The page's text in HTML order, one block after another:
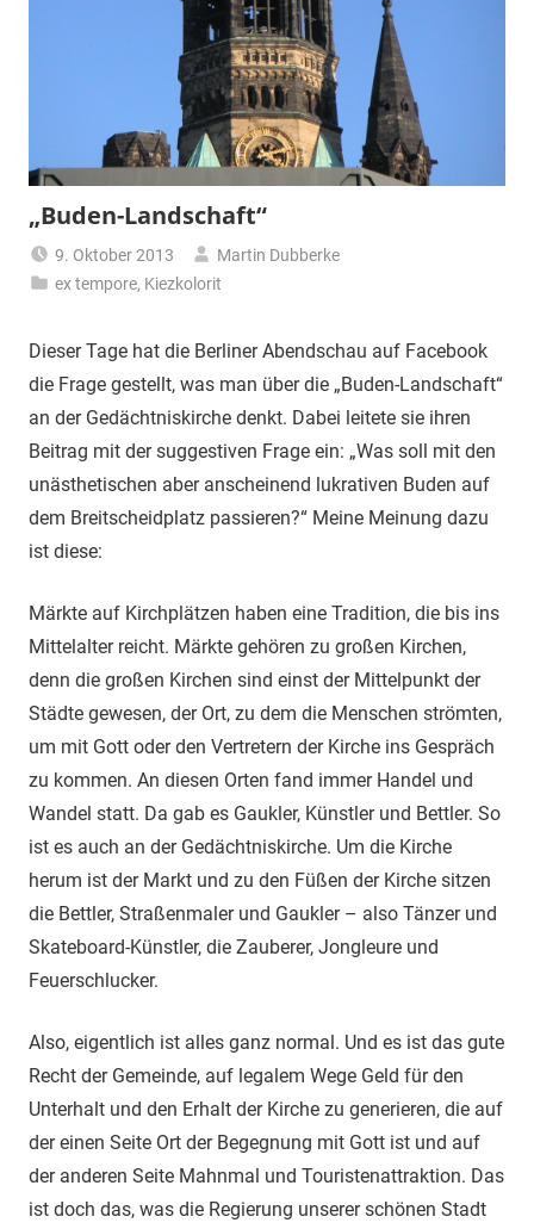
„Buden-Landschaft“
9. Oktober 2013
Martin Dubberke
ex tempore, Kiezkolorit
Dieser Tage hat die Berliner Abendschau auf Facebook
die Frage gestellt, was man über die „Buden-Landschaft“
an der Gedächtniskirche denkt. Dabei leitete sie ihren
Beitrag mit der suggestiven Frage ein: „Was soll mit den
unästhetischen aber anscheinend lukrativen Buden auf
dem Breitscheidplatz passieren?“ Meine Meinung dazu
ist diese:
Märkte auf Kirchplätzen haben eine Tradition, die bis ins
Mittelalter reicht. Märkte gehören zu großen Kirchen,
denn die großen Kirchen sind einst der Mittelpunkt der
Städte gewesen, der Ort, zu dem die Menschen strömten,
um mit Gott oder den Vertretern der Kirche ins Gespräch
zu kommen. An diesen Orten fand immer Handel und
Wandel statt. Da gab es Gaukler, Künstler und Bettler. So
ist es auch an der Gedächtniskirche. Um die Kirche
herum ist der Markt und zu den Füßen der Kirche sitzen
die Bettler, Straßenmaler und Gaukler – also Tänzer und
Skateboard-Künstler, die Zauberer, Jongleure und
Feuerschlucker.
Also, eigentlich ist alles ganz normal. Und es ist das gute
Recht der Gemeinde, auf legalem Wege Geld für den
Unterhalt und den Erhalt der Kirche zu generieren, die auf
der einen Seite Ort der Begegnung mit Gott ist und auf
der anderen Seite Mahnmal und Touristenattraktion. Das
ist doch das, was die Regierung unserer schönen Stadt